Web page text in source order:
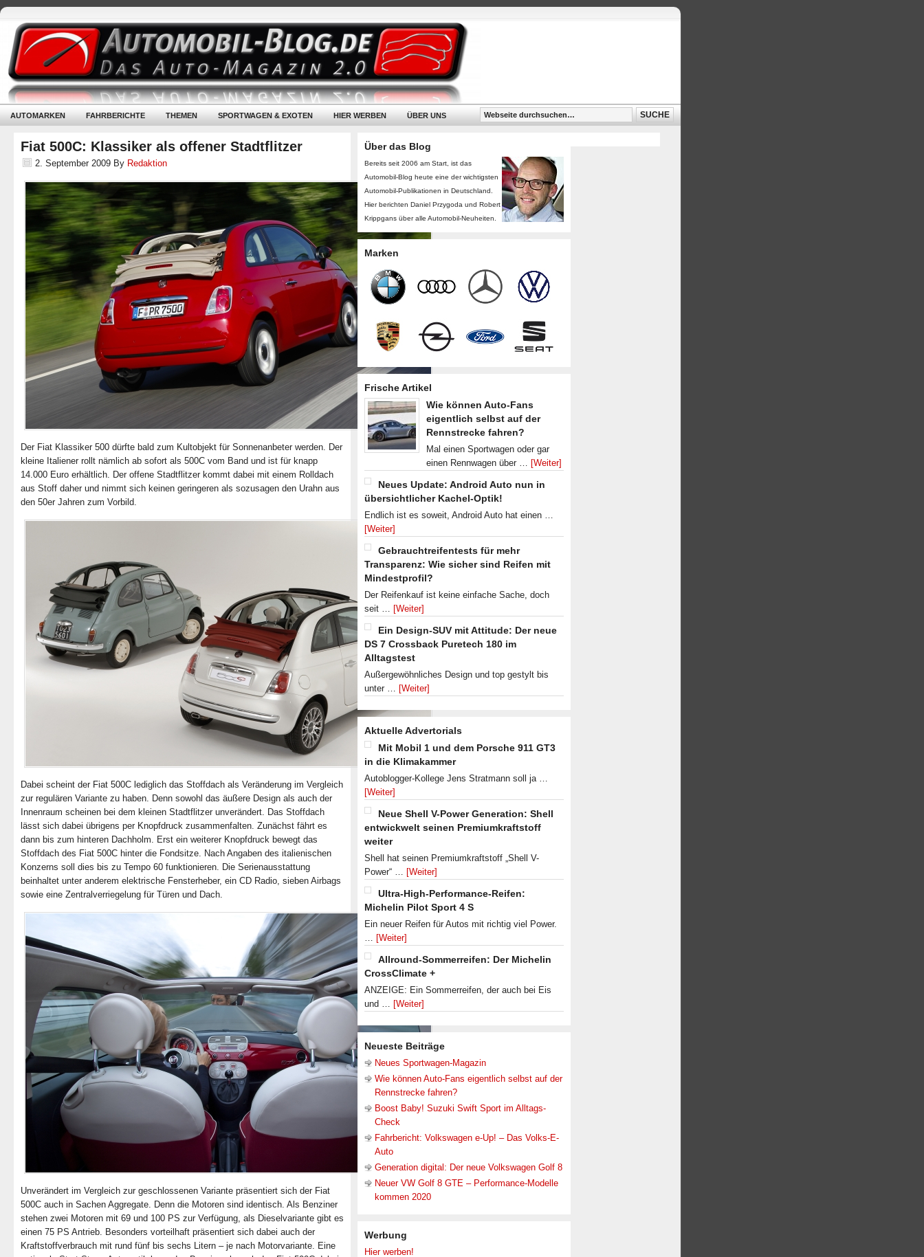
AUTOMARKEN FAHRBERICHTE THEMEN SPORTWAGEN & EXOTEN HIER WERBEN ÜBER UNS
Fiat 500C: Klassiker als offener Stadtflitzer
2. September 2009 By Redaktion
Der Fiat Klassiker 500 dürfte bald zum Kultobjekt für Sonnenanbeter werden. Der
kleine Italiener rollt nämlich ab sofort als 500C vom Band und ist für knapp
14.000 Euro erhältlich. Der offene Stadtflitzer kommt dabei mit einem Rolldach
aus Stoff daher und nimmt sich keinen geringeren als sozusagen den Urahn aus
den 50er Jahren zum Vorbild.
Dabei scheint der Fiat 500C lediglich das Stoffdach als Veränderung im Vergleich
zur regulären Variante zu haben. Denn sowohl das äußere Design als auch der
Innenraum scheinen bei dem kleinen Stadtflitzer unverändert. Das Stoffdach
lässt sich dabei übrigens per Knopfdruck zusammenfalten. Zunächst fährt es
dann bis zum hinteren Dachholm. Erst ein weiterer Knopfdruck bewegt das
Stoffdach des Fiat 500C hinter die Fondsitze. Nach Angaben des italienischen
Konzerns soll dies bis zu Tempo 60 funktionieren. Die Serienausstattung
beinhaltet unter anderem elektrische Fensterheber, ein CD Radio, sieben Airbags
sowie eine Zentralverriegelung für Türen und Dach.
Unverändert im Vergleich zur geschlossenen Variante präsentiert sich der Fiat
500C auch in Sachen Aggregate. Denn die Motoren sind identisch. Als Benziner
stehen zwei Motoren mit 69 und 100 PS zur Verfügung, als Dieselvariante gibt es
einen 75 PS Antrieb. Besonders vorteilhaft präsentiert sich dabei auch der
Kraftstoffverbrauch mit rund fünf bis sechs Litern – je nach Motorvariante. Eine
Über das Blog
Bereits seit 2006 am Start, ist das
Automobil-Blog heute eine der wichtigsten
Automobil-Publikationen in Deutschland.
Hier berichten Daniel Przygoda und Robert
Krippgans über alle Automobil-Neuheiten.
Marken
Frische Artikel
Wie können Auto-Fans
eigentlich selbst auf der
Rennstrecke fahren?
Mal einen Sportwagen oder gar
einen Rennwagen über … [Weiter]
Neues Update: Android Auto nun in
übersichtlicher Kachel-Optik!
Endlich ist es soweit, Android Auto hat einen …
[Weiter]
Gebrauchtreifentests für mehr
Transparenz: Wie sicher sind Reifen mit
Mindestprofil?
Der Reifenkauf ist keine einfache Sache, doch
seit … [Weiter]
Ein Design-SUV mit Attitude: Der neue
DS 7 Crossback Puretech 180 im
Alltagstest
Außergewöhnliches Design und top gestylt bis
unter … [Weiter]
Aktuelle Advertorials
Mit Mobil 1 und dem Porsche 911 GT3
in die Klimakammer
Autoblogger-Kollege Jens Stratmann soll ja …
[Weiter]
Neue Shell V-Power Generation: Shell
entwickwelt seinen Premiumkraftstoff
weiter
Shell hat seinen Premiumkraftstoff „Shell V-
Power“ … [Weiter]
Ultra-High-Performance-Reifen:
Michelin Pilot Sport 4 S
Ein neuer Reifen für Autos mit richtig viel Power.
… [Weiter]
Allround-Sommerreifen: Der Michelin
CrossClimate +
ANZEIGE: Ein Sommerreifen, der auch bei Eis
und … [Weiter]
Neueste Beiträge
Neues Sportwagen-Magazin
Wie können Auto-Fans eigentlich selbst auf der
Rennstrecke fahren?
Boost Baby! Suzuki Swift Sport im Alltags-
Check
Fahrbericht: Volkswagen e-Up! – Das Volks-E-
Auto
Generation digital: Der neue Volkswagen Golf 8
Neuer VW Golf 8 GTE – Performance-Modelle
kommen 2020
Werbung
Hier werben!